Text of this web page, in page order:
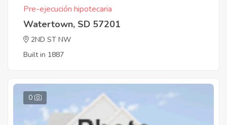
Pre-ejecución hipotecaria
Watertown, SD 57201
2ND ST NW
Built in 1887
0